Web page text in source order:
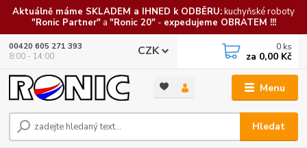
Aktuálně máme SKLADEM a IHNED k ODBĚRU:kuchyňské roboty
"Ronic Partner"a "Ronic 20"- expedujeme OBRATEM !!!
Menu
CZK
Hledat
00420 605 271 393
8:00 - 14:00
0 ks
za 0,00 Kč